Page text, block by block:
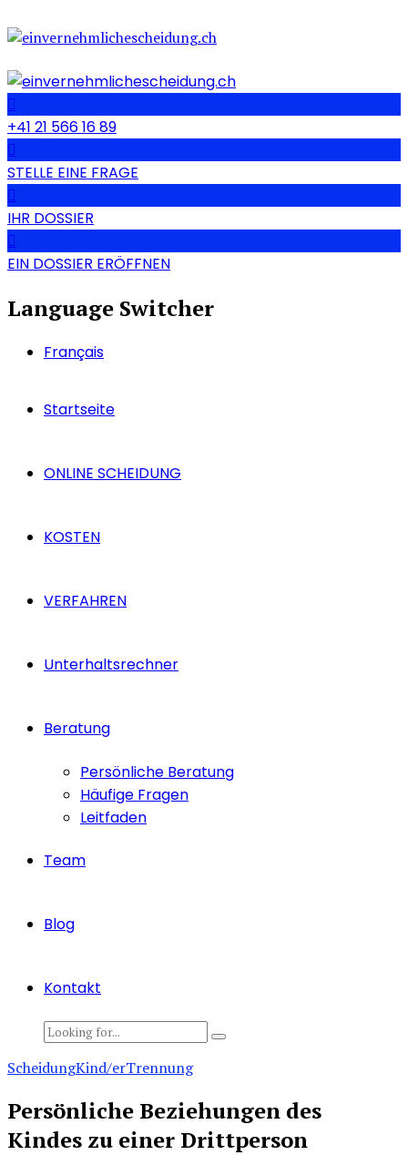
+41 21 566 16 89
STELLE EINE FRAGE
IHR DOSSIER
EIN DOSSIER ERÖFFNEN
Language Switcher
Français
Startseite
ONLINE SCHEIDUNG
KOSTEN
VERFAHREN
Unterhaltsrechner
Beratung
Persönliche Beratung
Häufige Fragen
Leitfaden
Team
Blog
Kontakt
ScheidungKind/erTrennung
Persönliche Beziehungen des
Kindes zu einer Drittperson